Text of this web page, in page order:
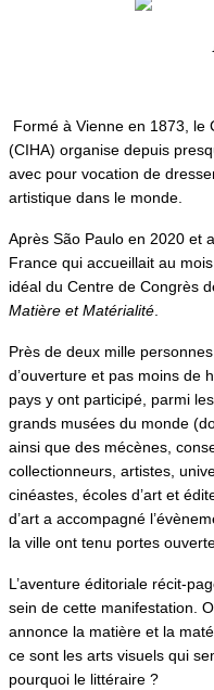
Formé à Vienne en 1873, le
(CIHA) organise depuis
avec pour vocation de
artistique dans le monde.
Après São Paulo en 2020 et
France qui accueillait au
idéal du Centre de Congrès
Matière et Matérialité
Près de deux mille
d’ouverture et pas moins de
pays y ont participé, parmi
grands musées du monde
ainsi que des mécènes,
collectionneurs, artistes,
cinéastes, écoles d’art et
d’art a accompagné
la ville ont tenu portes
L’aventure éditoriale récit-
sein de cette manifestation.
annonce la matière et la
ce sont les arts visuels qui
pourquoi le littéraire ?